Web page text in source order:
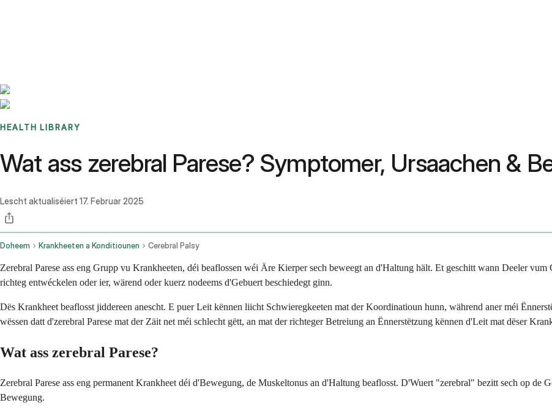
HEALTH LIBRARY
Wat ass zerebral Parese? Symptomer, Ursaachen &
Lescht aktualiséiert 17. Februar 2025
Doheem Krankheeten a Konditiounen Cerebral Palsy
Zerebral Parese ass eng Grupp vu Krankheeten, déi beaflossen wéi Äre Kierper sech beweegt an d'Haltung hält. Et geschitt wann Deeler
richteg entwéckelen oder ier, wärend oder kuerz nodeems d'Gebuert beschiedegt ginn.
Dës Krankheet beaflosst jiddereen anescht. E puer Leit kënnen liicht Schwieregkeeten mat der Koordinatioun hunn, während aner méi
wëssen datt d'zerebral Parese mat der Zäit net méi schlecht gëtt, an mat der richteger Betreiung an Ënnerstëtzung kënnen d'Leit mat dëser
Wat ass zerebral Parese?
Zerebral Parese ass eng permanent Krankheet déi d'Bewegung, de Muskeltonus an d'Haltung beaflosst. D'Wuert "zerebral" bezitt sech op de
Bewegung.